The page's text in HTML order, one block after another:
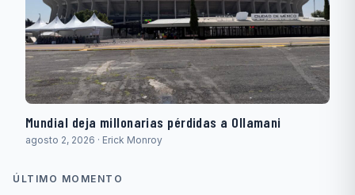
Mundial deja millonarias pérdidas a Ollamani
agosto 2, 2026 · Erick Monroy
ÚLTIMO MOMENTO